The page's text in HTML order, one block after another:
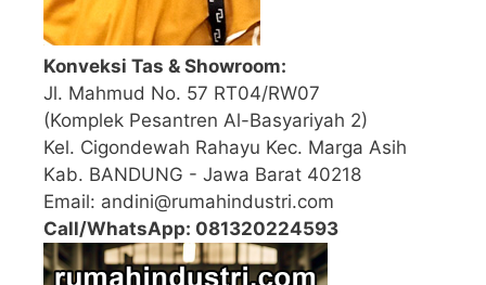
Konveksi Tas & Showroom:
Jl. Mahmud No. 57 RT04/RW07
(Komplek Pesantren Al-Basyariyah 2)
Kel. Cigondewah Rahayu Kec. Marga Asih
Kab. BANDUNG - Jawa Barat 40218
Email: andini@rumahindustri.com
Call/WhatsApp: 081320224593